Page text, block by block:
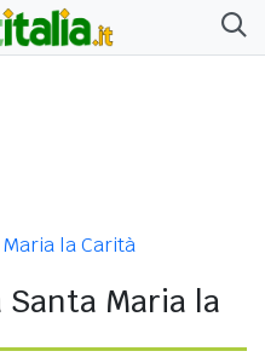
la Carità
Maria la